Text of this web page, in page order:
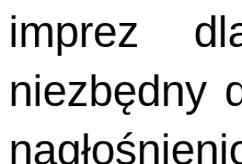
imprez
niezbędny